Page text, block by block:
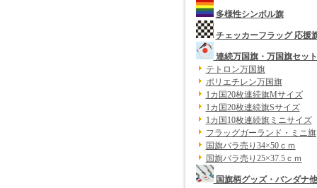
多様性シンボル旗
チェッカーフラッグ 応援
連続万国旗・万国旗セット
テトロン万国旗
ポリエチレン万国旗
1カ国20枚連続旗Mサイズ
1カ国20枚連続旗Sサイズ
1カ国10枚連続旗ミニサイズ
フラッグガーランド・ミニ旗
国旗バラ売り34×50ｃｍ
国旗バラ売り25×37.5ｃｍ
国旗柄グッズ・バンダナ他